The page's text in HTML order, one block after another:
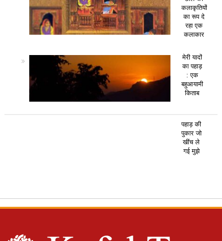
कलाकृतियों
का रूप दे
रहा एक
कलाकार
मेरी यादों
का पहाड़
: एक
बहुआयामी
किताब
पहाड़ की
पुकार जो
खींच ले
गई मुझे